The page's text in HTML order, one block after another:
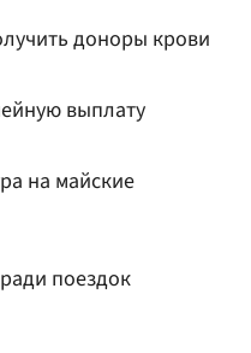
доноры крови
выплату
на майские
поездок